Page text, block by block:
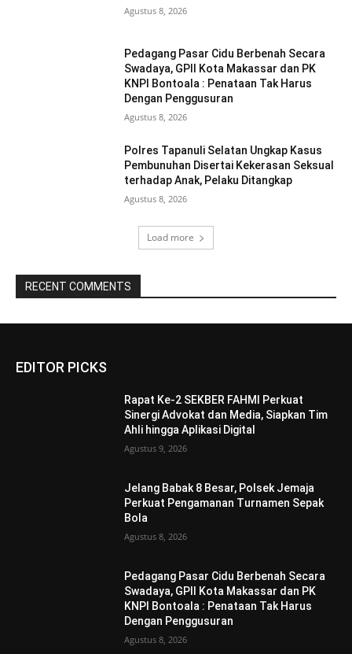
Agustus 8, 2026
Pedagang Pasar Cidu Berbenah Secara
Swadaya, GPII Kota Makassar dan PK
KNPI Bontoala : Penataan Tak Harus
Dengan Penggusuran
Agustus 8, 2026
Polres Tapanuli Selatan Ungkap Kasus
Pembunuhan Disertai Kekerasan Seksual
terhadap Anak, Pelaku Ditangkap
Agustus 8, 2026
Load more
RECENT COMMENTS
EDITOR PICKS
Rapat Ke-2 SEKBER FAHMI Perkuat
Sinergi Advokat dan Media, Siapkan Tim
Ahli hingga Aplikasi Digital
Agustus 9, 2026
Jelang Babak 8 Besar, Polsek Jemaja
Perkuat Pengamanan Turnamen Sepak
Bola
Agustus 8, 2026
Pedagang Pasar Cidu Berbenah Secara
Swadaya, GPII Kota Makassar dan PK
KNPI Bontoala : Penataan Tak Harus
Dengan Penggusuran
Agustus 8, 2026